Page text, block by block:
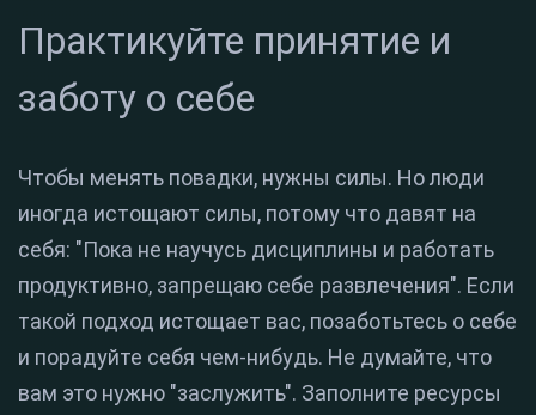
Практикуйте принятие и
заботу о себе
Чтобы менять повадки, нужны силы. Но люди
иногда истощают силы, потому что давят на
себя: "Пока не научусь дисциплины и работать
продуктивно, запрещаю себе развлечения". Если
такой подход истощает вас, позаботьтесь о себе
и порадуйте себя чем-нибудь. Не думайте, что
вам это нужно "заслужить". Заполните ресурсы